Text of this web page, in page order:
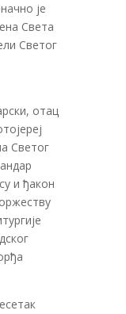
је
Света
Светог
отац
Светог
и ђакон